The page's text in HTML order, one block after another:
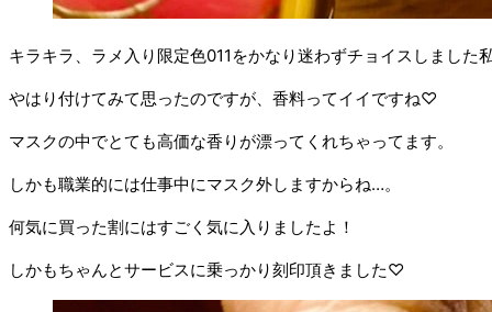
キラキラ、ラメ入り限定色011をかなり迷わずチョイスしました
やはり付けてみて思ったのですが、香料ってイイですね♡
マスクの中でとても高価な香りが漂ってくれちゃってます。
しかも職業的には仕事中にマスク外しますからね…。
何気に買った割にはすごく気に入りましたよ！
しかもちゃんとサービスに乗っかり刻印頂きました♡